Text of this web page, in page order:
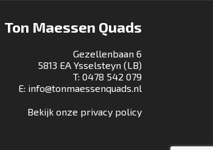
Ton Maessen Quads
Gezellenbaan 6
5813 EA Ysselsteyn (LB)
T: 0478 542 079
E: info@tonmaessenquads.nl
Bekijk onze privacy policy